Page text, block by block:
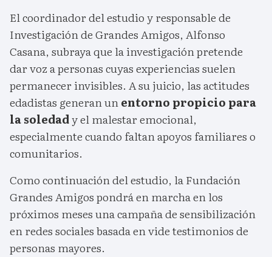
El coordinador del estudio y responsable de
Investigación de Grandes Amigos, Alfonso
Casana, subraya que la investigación pretende
dar voz a personas cuyas experiencias suelen
permanecer invisibles. A su juicio, las actitudes
edadistas generan unentorno propicio para
la soledady el malestar emocional,
especialmente cuando faltan apoyos familiares o
comunitarios.
Como continuación del estudio, la Fundación
Grandes Amigos pondrá en marcha en los
próximos meses una campaña de sensibilización
en redes sociales basada en vide testimonios de
personas mayores.